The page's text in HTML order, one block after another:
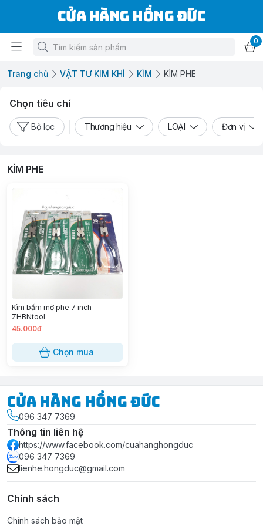
Cửa Hàng Hồng Đức
0
Trang chủ VẬT TƯ KIM KHÍ KÌM KÌM PHE
Chọn tiêu chí
Bộ lọc Thương hiệu LOẠI Đơn vị
KÌM PHE
Kìm bấm mở phe 7 inch
ZHBNtool
45.000đ
Chọn mua
Cửa Hàng Hồng Đức
096 347 7369
Thông tin liên hệ
https://www.facebook.com/cuahanghongduc
096 347 7369
lienhe.hongduc@gmail.com
Chính sách
Chính sách bảo mật